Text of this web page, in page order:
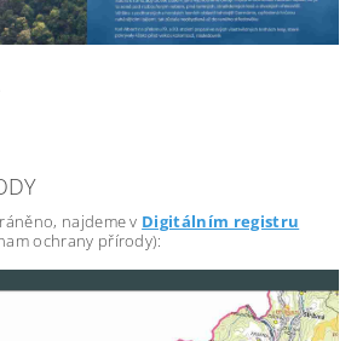
najdeme v Digitálním registru
ochrany přírody):